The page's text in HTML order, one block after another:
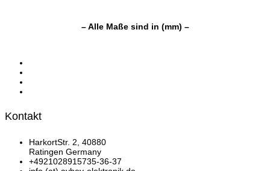
– Alle Maße sind in (mm) –
Kontakt
HarkortStr. 2, 40880
Ratingen Germany
+4921028915735-36-37